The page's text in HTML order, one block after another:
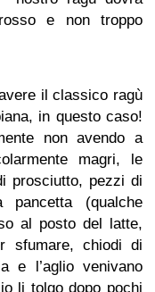
e non troppo
il classico ragù
in questo caso!
non avendo a
magri, le
prosciutto, pezzi di
(qualche
al posto del latte,
sfumare, chiodi di
e l’aglio venivano
li tolgo dopo pochi